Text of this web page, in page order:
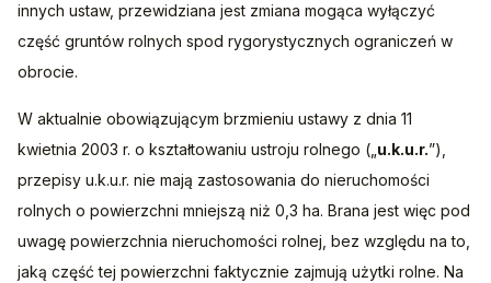
innych ustaw, przewidziana jest zmiana mogąca wyłączyć
część gruntów rolnych spod rygorystycznych ograniczeń w
obrocie.
W aktualnie obowiązującym brzmieniu ustawy z dnia 11
kwietnia 2003 r. o kształtowaniu ustroju rolnego („ u.k.u.r.”),
przepisy u.k.u.r. nie mają zastosowania do nieruchomości
rolnych o powierzchni mniejszą niż 0,3 ha. Brana jest więc pod
uwagę powierzchnia nieruchomości rolnej, bez względu na to,
jaką część tej powierzchni faktycznie zajmują użytki rolne. Na